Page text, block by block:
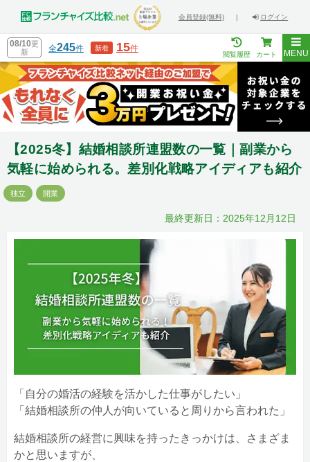
会員登録(無料) | ログイン
08/10更
新
全245件 新着 15件
閲覧履歴 カート MENU
【2025冬】結婚相談所連盟数の一覧｜副業から
気軽に始められる。差別化戦略アイディアも紹介
独立 開業
最終更新日：2025年12月12日
「自分の婚活の経験を活かした仕事がしたい」
「結婚相談所の仲人が向いていると周りから言われた」
結婚相談所の経営に興味を持ったきっかけは、さまざま
かと思いますが、